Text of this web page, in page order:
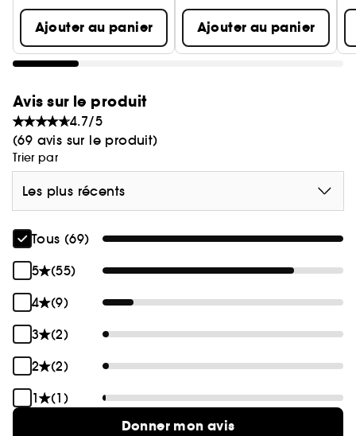
Ajouter au panier Ajouter au panier
Avis sur le produit
4.7/5
(69 avis sur le produit)
Trier par
Les plus récents
Tous (69)
5
(55)
4
(9)
3
(2)
2
(2)
1
(1)
Donner mon avis